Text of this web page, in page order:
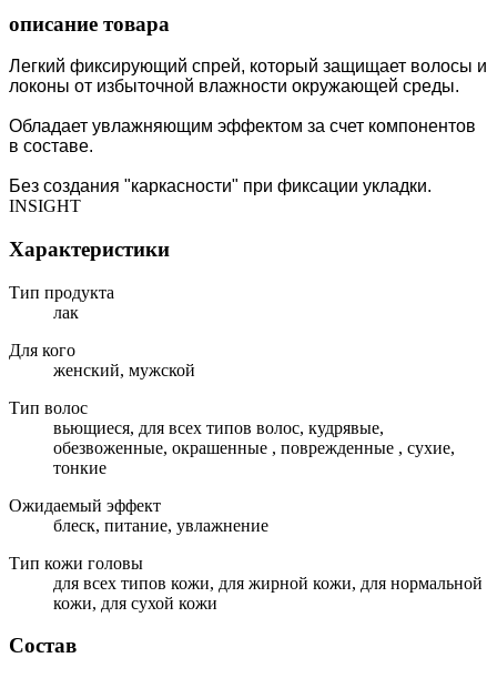
описание товара
Легкий фиксирующий спрей, который защищает волосы и
локоны от избыточной влажности окружающей среды.
Обладает увлажняющим эффектом за счет компонентов
в составе.
Без создания "каркасности" при фиксации укладки.
INSIGHT
Характеристики
Тип продукта
лак
Для кого
женский, мужской
Тип волос
вьющиеся, для всех типов волос, кудрявые,
обезвоженные, окрашенные , поврежденные , сухие,
тонкие
Ожидаемый эффект
блеск, питание, увлажнение
Тип кожи головы
для всех типов кожи, для жирной кожи, для нормальной
кожи, для сухой кожи
Состав